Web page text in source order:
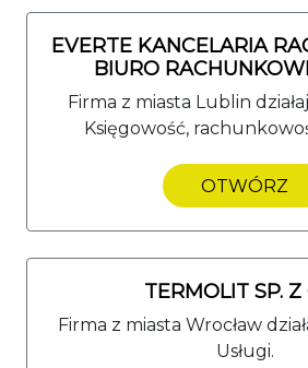
EVERTE KANCELARIA
BIURO
Firma z miasta Lublin
Księgowość,
OTWÓRZ
TERMOLIT SP. Z
Firma z miasta Wrocław
Usługi.